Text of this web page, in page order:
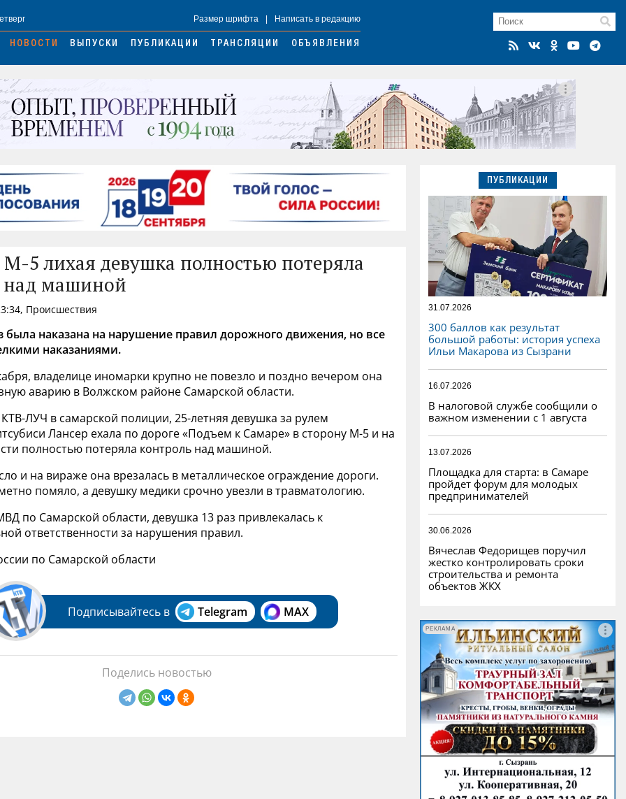
Размер шрифта Написать в редакцию
НОВОСТИ ВЫПУСКИ ПУБЛИКАЦИИ ТРАНСЛЯЦИИ ОБЪЯВЛЕНИЯ
М-5 лихая девушка полностью потеряла
над машиной
Происшествия
была наказана на нарушение правил дорожного движения, но все
наказаниями.
владелице иномарки крупно не повезло и поздно вечером она
аварию в Волжском районе Самарской области.
КТВ-ЛУЧ в самарской полиции, 25-летняя девушка за рулем
Лансер ехала по дороге «Подъем к Самаре» в сторону М-5 и на
полностью потеряла контроль над машиной.
и на вираже она врезалась в металлическое ограждение дороги.
помяло, а девушку медики срочно увезли в травматологию.
по Самарской области, девушка 13 раз привлекалась к
ответственности за нарушения правил.
по Самарской области
Подписывайтесь в Telegram MAX
Поделись новостью
ПУБЛИКАЦИИ
31.07.2026
300 баллов как результат
большой работы: история успеха
Ильи Макарова из Сызрани
16.07.2026
В налоговой службе сообщили о
важном изменении с 1 августа
13.07.2026
Площадка для старта: в Самаре
пройдет форум для молодых
предпринимателей
30.06.2026
Вячеслав Федорищев поручил
жестко контролировать сроки
строительства и ремонта
объектов ЖКХ
РЕКЛАМА